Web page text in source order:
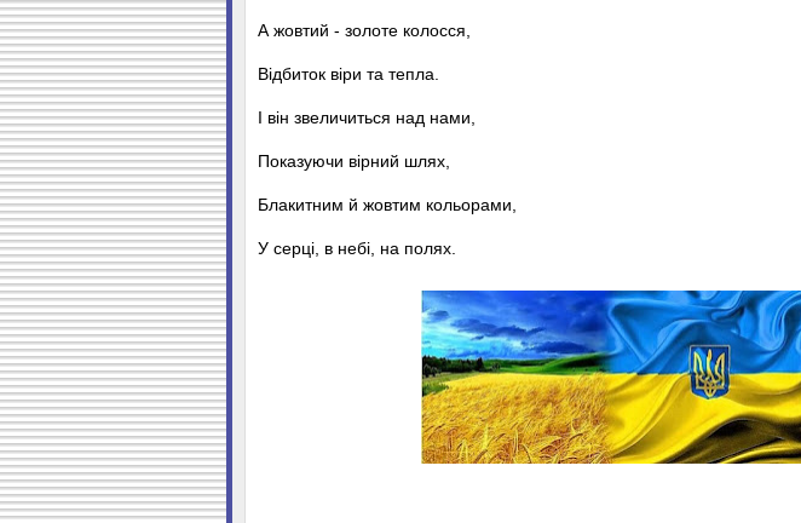
А жовтий - золоте колосся,
Відбиток віри та тепла.
І він звеличиться над нами,
Показуючи вірний шлях,
Блакитним й жовтим кольорами,
У серці, в небі, на полях.